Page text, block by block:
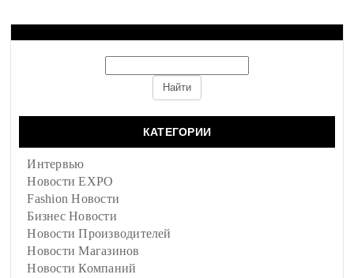
КАТЕГОРИИ
Интервью
Новости EXPO
Fashion Новости
Бизнес Новости
Новости Производителей
Новости Магазинов
Новости Компаний